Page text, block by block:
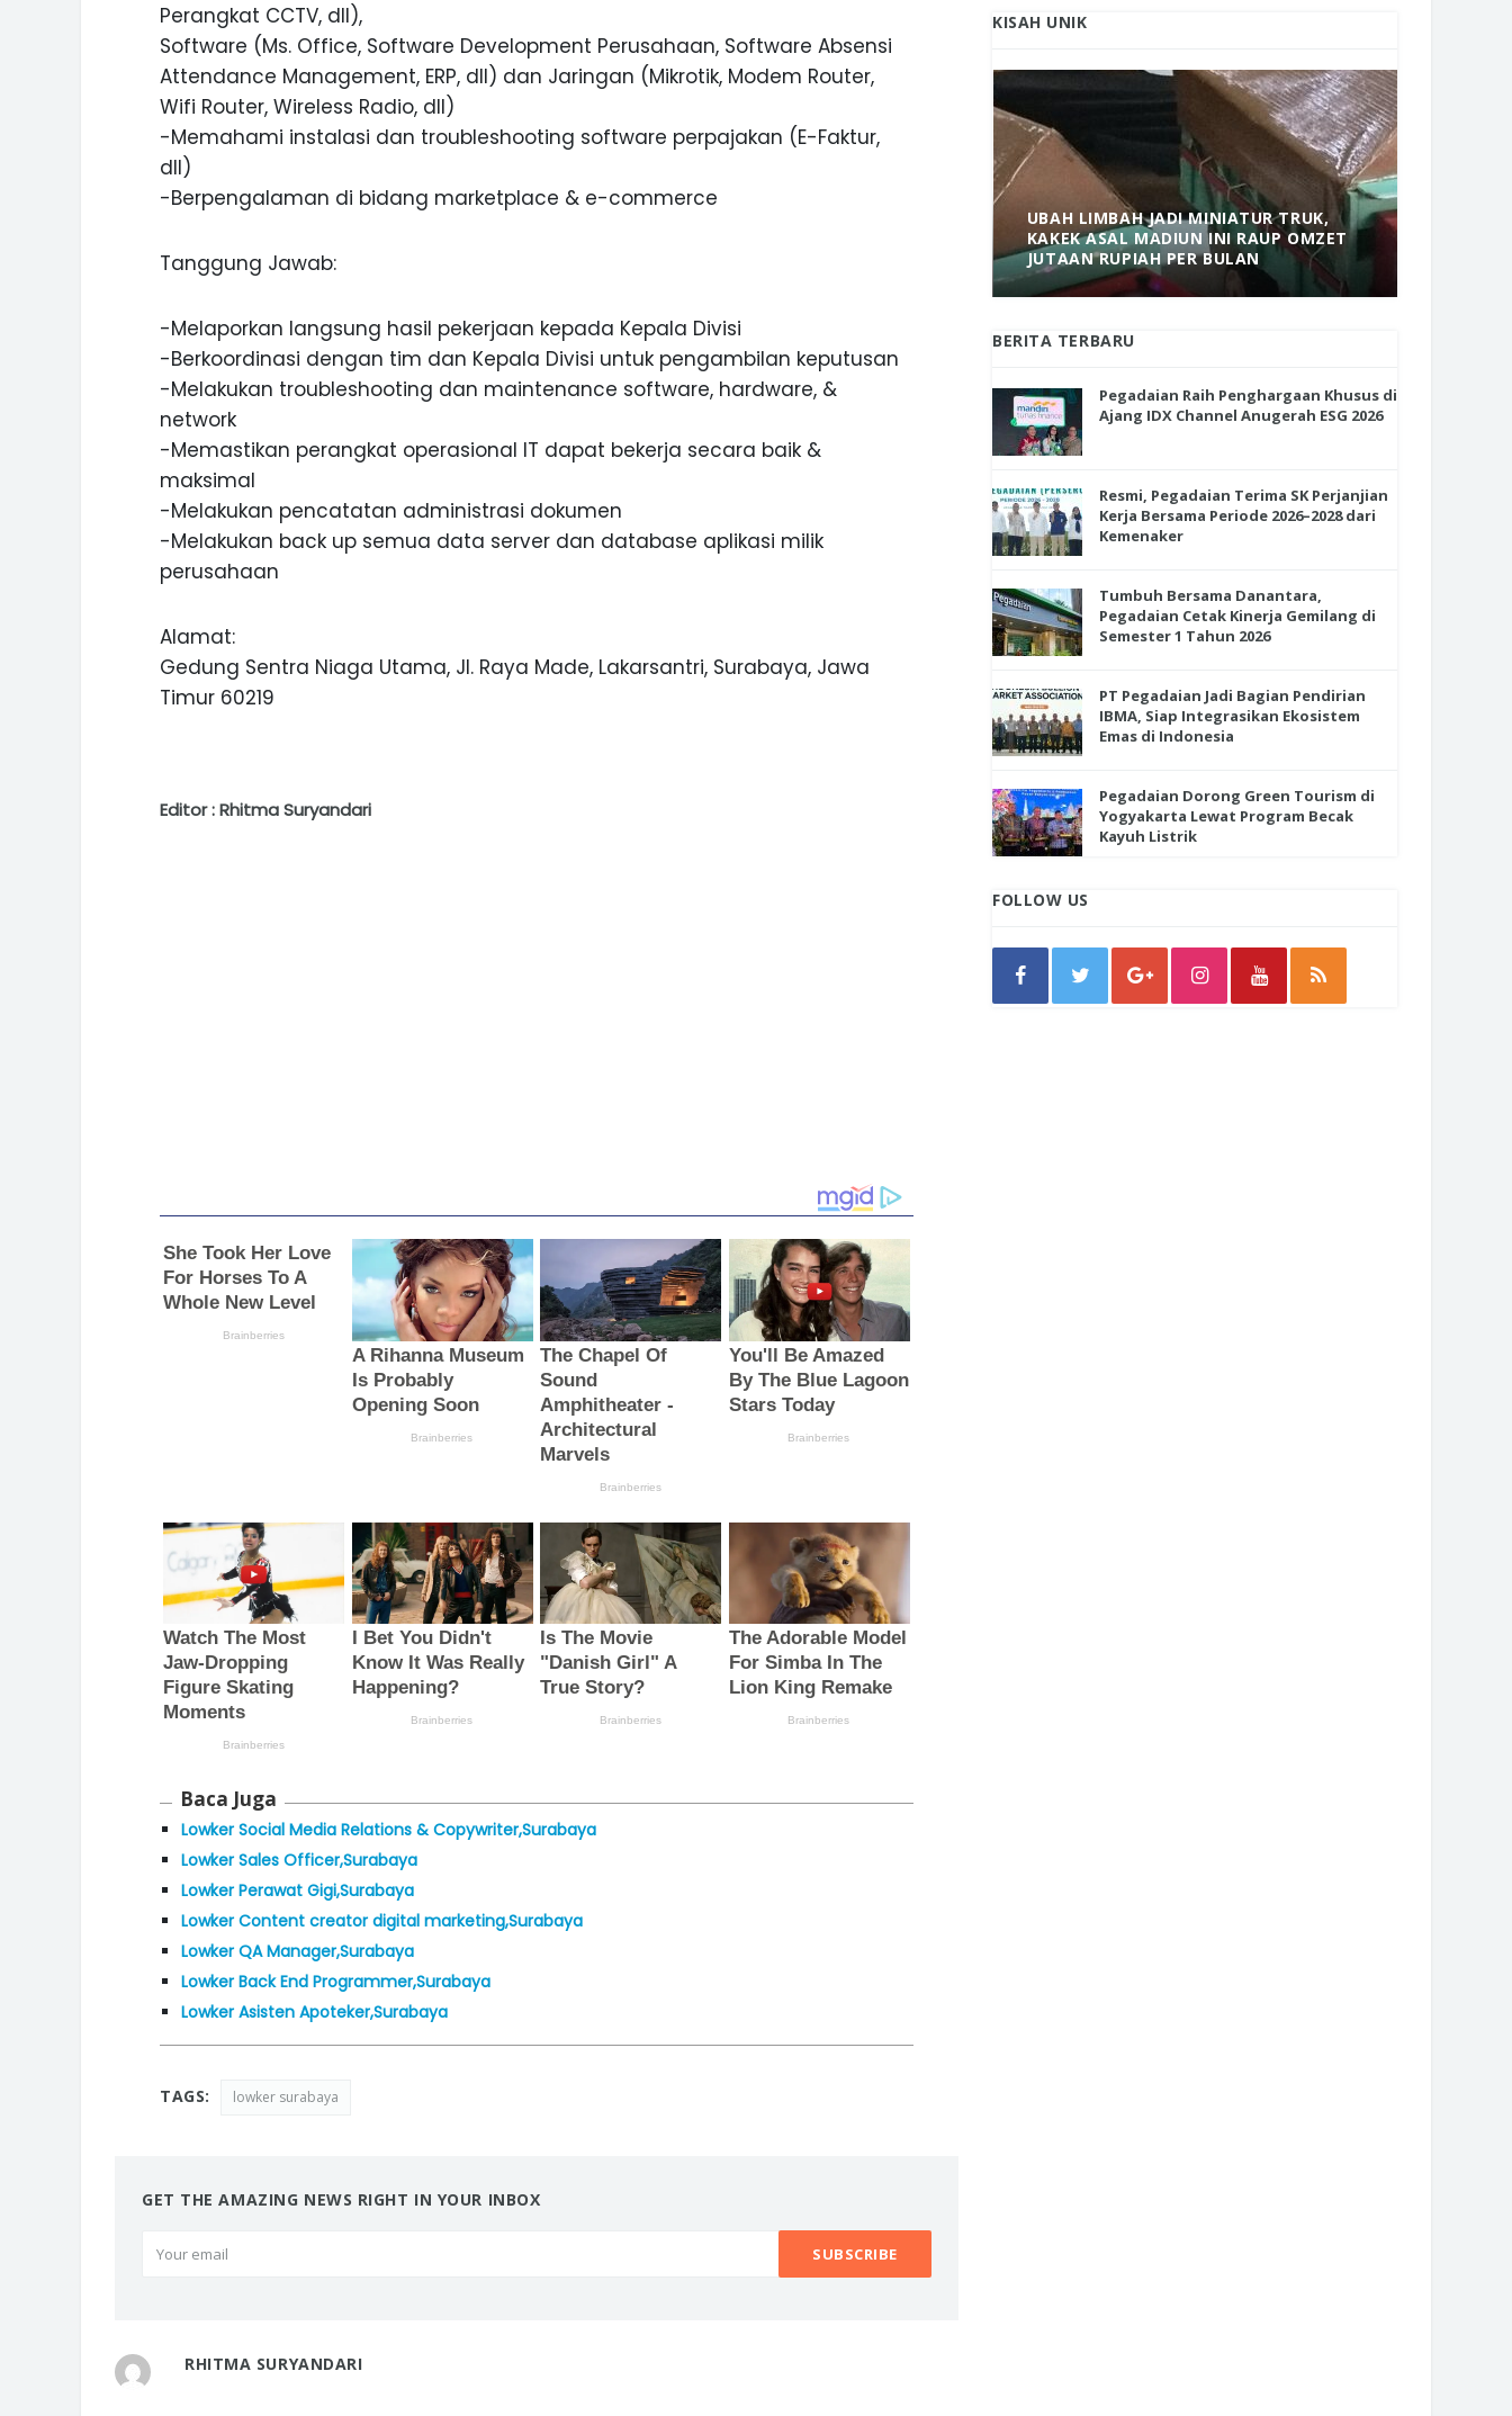
Perangkat CCTV, dll),
Software (Ms. Office, Software Development Perusahaan, Software Absensi
Attendance Management, ERP, dll) dan Jaringan (Mikrotik, Modem Router,
Wifi Router, Wireless Radio, dll)
-Memahami instalasi dan troubleshooting software perpajakan (E-Faktur,
dll)
-Berpengalaman di bidang marketplace & e-commerce
Tanggung Jawab:
-Melaporkan langsung hasil pekerjaan kepada Kepala Divisi
-Berkoordinasi dengan tim dan Kepala Divisi untuk pengambilan keputusan
-Melakukan troubleshooting dan maintenance software, hardware, &
network
-Memastikan perangkat operasional IT dapat bekerja secara baik &
maksimal
-Melakukan pencatatan administrasi dokumen
-Melakukan back up semua data server dan database aplikasi milik
perusahaan
Alamat:
Gedung Sentra Niaga Utama, Jl. Raya Made, Lakarsantri, Surabaya, Jawa
Timur 60219
Editor : Rhitma Suryandari
Baca Juga
Lowker Social Media Relations & Copywriter,Surabaya
Lowker Sales Officer,Surabaya
Lowker Perawat Gigi,Surabaya
Lowker Content creator digital marketing,Surabaya
Lowker QA Manager,Surabaya
Lowker Back End Programmer,Surabaya
Lowker Asisten Apoteker,Surabaya
TAGS: lowker surabaya
GET THE AMAZING NEWS RIGHT IN YOUR INBOX
RHITMA SURYANDARI
KISAH UNIK
DURIAN SEGULUNG MADIUN
UBAH LIMBAH JADI MINIATUR TRUK,
KAKEK ASAL MADIUN INI RAUP OMZET
JUTAAN RUPIAH PER BULAN
BERITA TERBARU
Pegadaian Raih Penghargaan Khusus di
Ajang IDX Channel Anugerah ESG 2026
Resmi, Pegadaian Terima SK Perjanjian
Kerja Bersama Periode 2026–2028 dari
Kemenaker
Tumbuh Bersama Danantara,
Pegadaian Cetak Kinerja Gemilang di
Semester 1 Tahun 2026
PT Pegadaian Jadi Bagian Pendirian
IBMA, Siap Integrasikan Ekosistem
Emas di Indonesia
Pegadaian Dorong Green Tourism di
Yogyakarta Lewat Program Becak
Kayuh Listrik
FOLLOW US